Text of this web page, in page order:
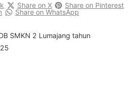
Share on X
Share on Pinterest
Share on WhatsApp
SMKN 2 Lumajang tahun